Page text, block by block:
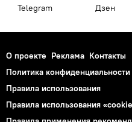
Telegram Дзен
О проекте Реклама Контакты
Политика конфиденциальности
Правила использования
Правила использования